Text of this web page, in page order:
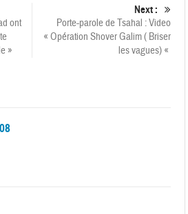
ont
»
Next :
Porte-parole de Tsahal : Video
« Opération Shover Galim ( Briser
les vagues) «